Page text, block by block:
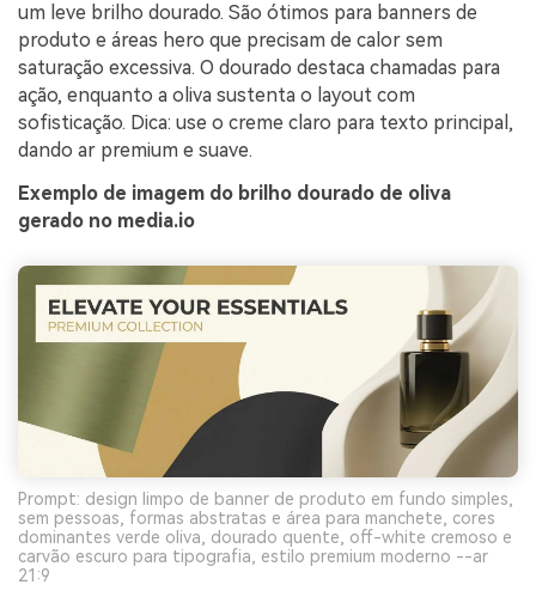
um leve brilho dourado. São ótimos para banners de
produto e áreas hero que precisam de calor sem
saturação excessiva. O dourado destaca chamadas para
ação, enquanto a oliva sustenta o layout com
sofisticação. Dica: use o creme claro para texto principal,
dando ar premium e suave.
Exemplo de imagem do brilho dourado de oliva
gerado no media.io
Prompt: design limpo de banner de produto em fundo simples,
sem pessoas, formas abstratas e área para manchete, cores
dominantes verde oliva, dourado quente, off-white cremoso e
carvão escuro para tipografia, estilo premium moderno --ar
21:9